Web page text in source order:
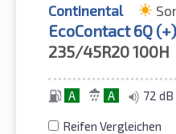
Continental
EcoContact 6Q
235/45R20100H
A A 72 dB
Reifen Vergleichen